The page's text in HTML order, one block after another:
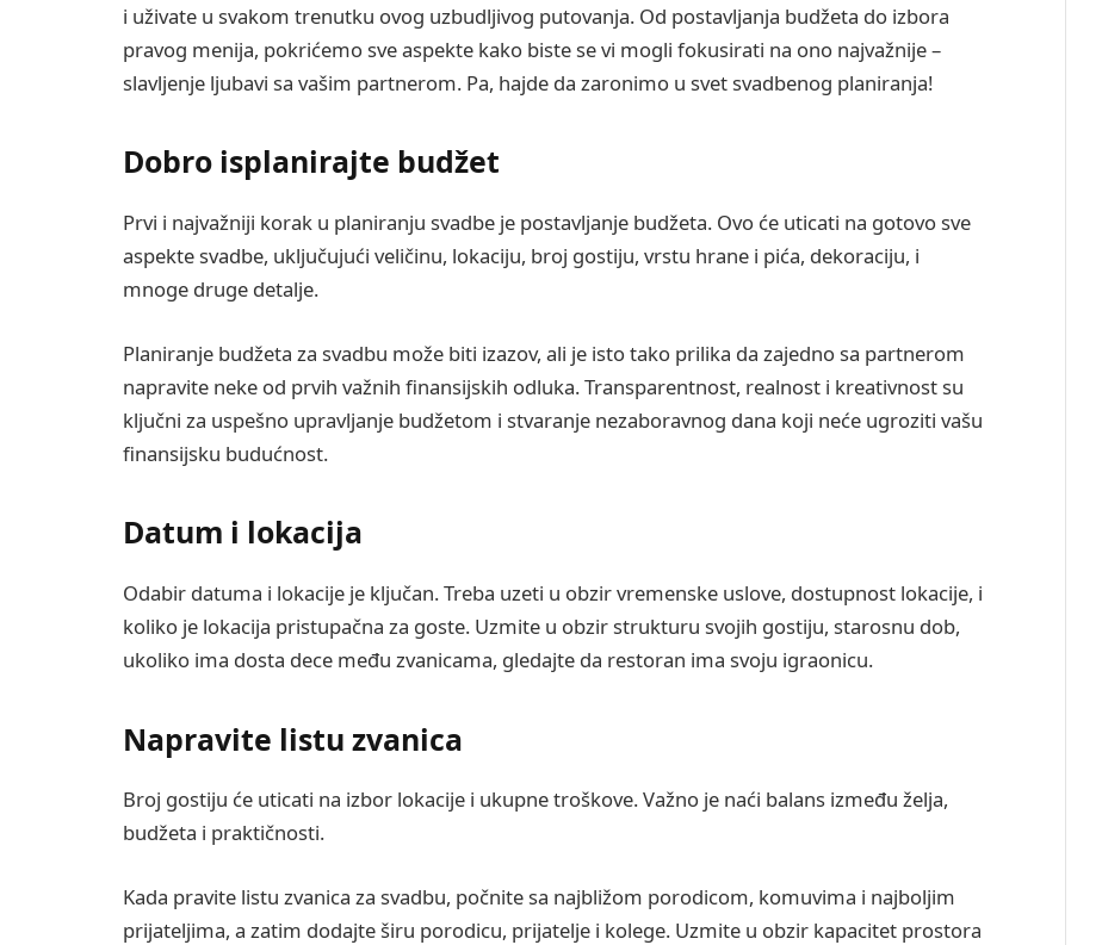
i uživate u svakom trenutku ovog uzbudljivog putovanja. Od postavljanja budžeta do izbora
pravog menija, pokrićemo sve aspekte kako biste se vi mogli fokusirati na ono najvažnije –
slavljenje ljubavi sa vašim partnerom. Pa, hajde da zaronimo u svet svadbenog planiranja!
Dobro isplanirajte budžet
Prvi i najvažniji korak u planiranju svadbe je postavljanje budžeta. Ovo će uticati na gotovo sve
aspekte svadbe, uključujući veličinu, lokaciju, broj gostiju, vrstu hrane i pića, dekoraciju, i
mnoge druge detalje.
Planiranje budžeta za svadbu može biti izazov, ali je isto tako prilika da zajedno sa partnerom
napravite neke od prvih važnih finansijskih odluka. Transparentnost, realnost i kreativnost su
ključni za uspešno upravljanje budžetom i stvaranje nezaboravnog dana koji neće ugroziti vašu
finansijsku budućnost.
Datum i lokacija
Odabir datuma i lokacije je ključan. Treba uzeti u obzir vremenske uslove, dostupnost lokacije, i
koliko je lokacija pristupačna za goste. Uzmite u obzir strukturu svojih gostiju, starosnu dob,
ukoliko ima dosta dece među zvanicama, gledajte da restoran ima svoju igraonicu.
Napravite listu zvanica
Broj gostiju će uticati na izbor lokacije i ukupne troškove. Važno je naći balans između želja,
budžeta i praktičnosti.
Kada pravite listu zvanica za svadbu, počnite sa najbližom porodicom, komuvima i najboljim
prijateljima, a zatim dodajte širu porodicu, prijatelje i kolege. Uzmite u obzir kapacitet prostora